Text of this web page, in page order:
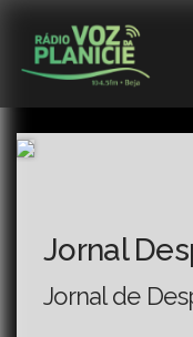
Jornal
Jornal de